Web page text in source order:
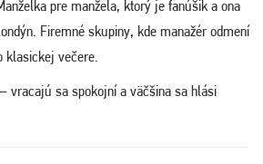
pre manžela, ktorý je fanúšik a ona
Firemné skupiny, kde manažér odmení
klasickej večere.
vracajú sa spokojní a väčšina sa hlási